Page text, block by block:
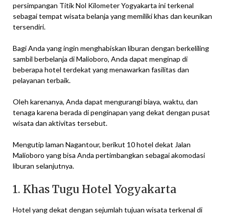
persimpangan Titik Nol Kilometer Yogyakarta ini terkenal
sebagai tempat wisata belanja yang memiliki khas dan keunikan
tersendiri.
Bagi Anda yang ingin menghabiskan liburan dengan berkeliling
sambil berbelanja di Malioboro, Anda dapat menginap di
beberapa hotel terdekat yang menawarkan fasilitas dan
pelayanan terbaik.
Oleh karenanya, Anda dapat mengurangi biaya, waktu, dan
tenaga karena berada di penginapan yang dekat dengan pusat
wisata dan aktivitas tersebut.
Mengutip laman Nagantour, berikut 10 hotel dekat Jalan
Malioboro yang bisa Anda pertimbangkan sebagai akomodasi
liburan selanjutnya.
1. Khas Tugu Hotel Yogyakarta
Hotel yang dekat dengan sejumlah tujuan wisata terkenal di